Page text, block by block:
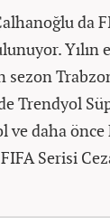
da
sezon
Trendyol
ve daha
Serisi